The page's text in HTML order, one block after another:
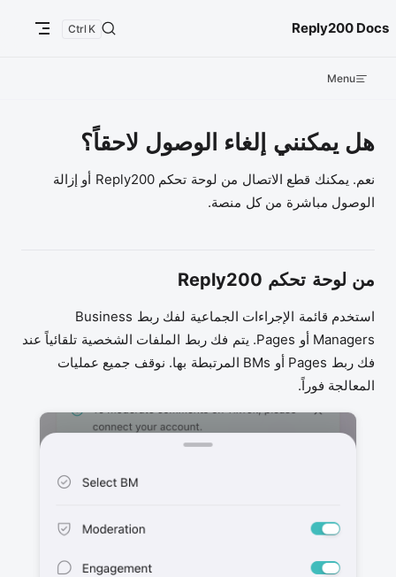
Reply200 Docs
K
Menu
هل يمكنني إلغاء الوصول لاحقاً؟
نعم. يمكنك قطع الاتصال من لوحة تحكم Reply200 أو إزالة
الوصول مباشرة من كل منصة.
من لوحة تحكم Reply200
استخدم قائمة الإجراءات الجماعية لفك ربط Business
Managers أو Pages. يتم فك ربط الملفات الشخصية تلقائياً عند
فك ربط Pages أو BMs المرتبطة بها. نوقف جميع عمليات
المعالجة فوراً.